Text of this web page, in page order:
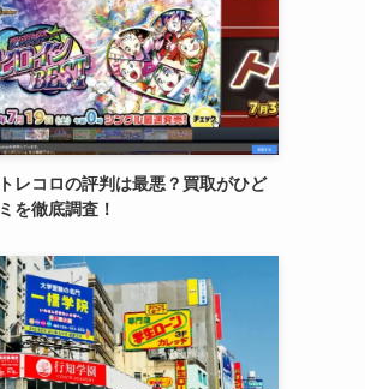
トレコロの評判は最悪？買取がひど
を徹底調査！